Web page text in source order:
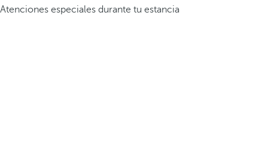
Atenciones especiales durante tu estancia